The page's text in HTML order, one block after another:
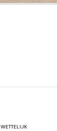
WETTELIJK